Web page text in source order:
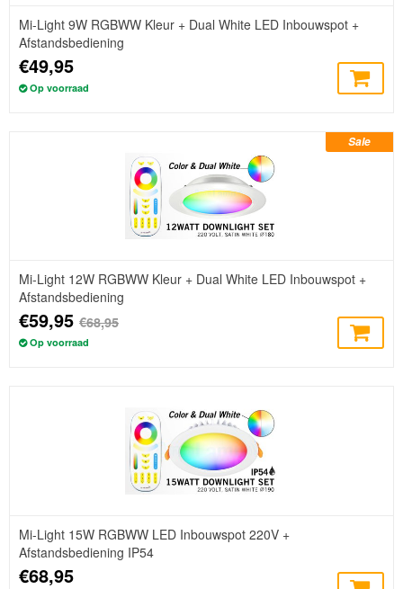
Mi-Light 9W RGBWW Kleur + Dual White LED Inbouwspot +
Afstandsbediening
€49,95
Op voorraad
Sale
Mi-Light 12W RGBWW Kleur + Dual White LED Inbouwspot +
Afstandsbediening
€59,95 €68,95
Op voorraad
Mi-Light 15W RGBWW LED Inbouwspot 220V +
Afstandsbediening IP54
€68,95